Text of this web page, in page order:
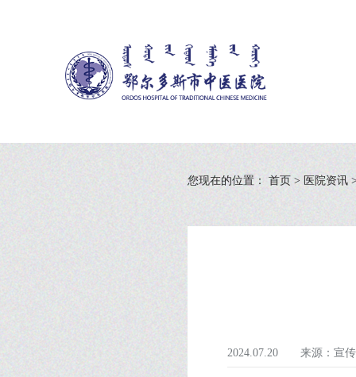
您现在的位置： 首页 >医院资讯
2024.07.20 来源：宣